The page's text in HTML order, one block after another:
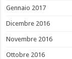
Gennaio 2017
Dicembre 2016
Novembre 2016
Ottobre 2016